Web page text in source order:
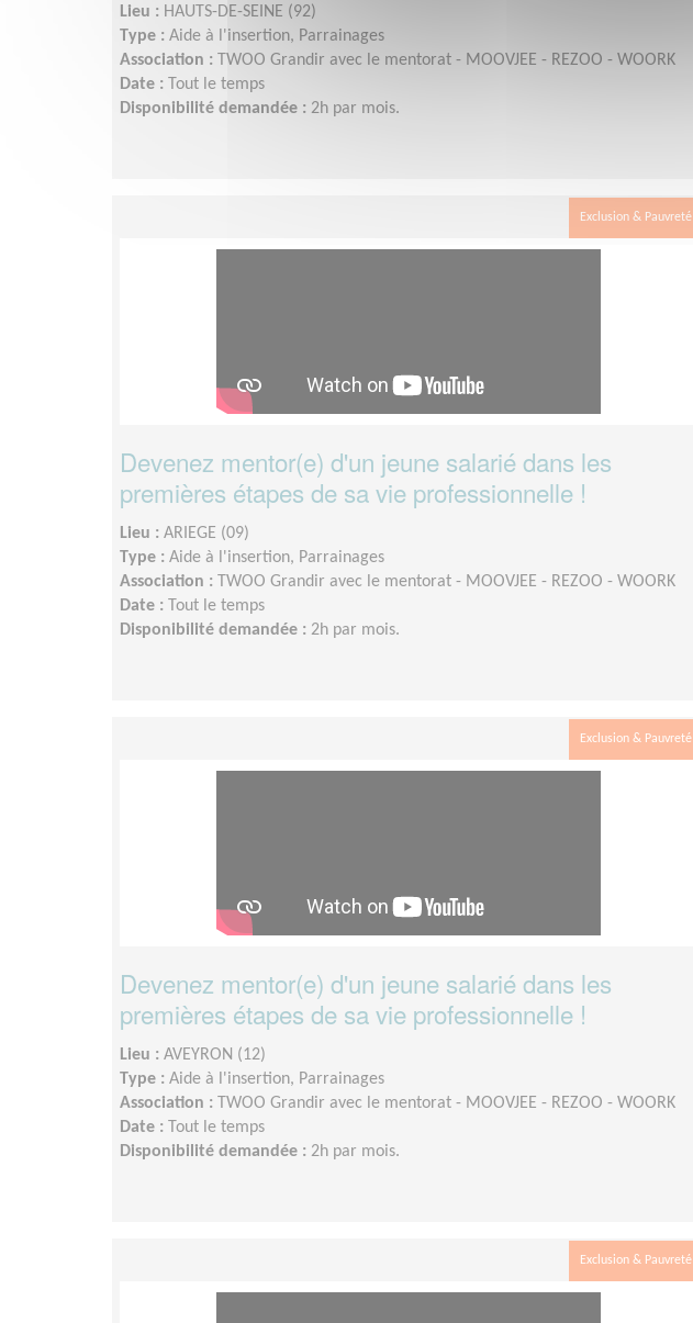
Lieu : HAUTS-DE-SEINE (92)
Type : Aide à l'insertion, Parrainages
Association :
TWOO Grandir avec le mentorat - MOOVJEE - REZOO - WOORK
Date :
Tout le temps
Disponibilité demandée : 2h par mois.
Exclusion & Pauvreté
Devenez mentor(e) d'un jeune salarié dans les
premières étapes de sa vie professionnelle !
Lieu : ARIEGE (09)
Type : Aide à l'insertion, Parrainages
Association :
TWOO Grandir avec le mentorat - MOOVJEE - REZOO - WOORK
Date :
Tout le temps
Disponibilité demandée : 2h par mois.
Exclusion & Pauvreté
Devenez mentor(e) d'un jeune salarié dans les
premières étapes de sa vie professionnelle !
Lieu : AVEYRON (12)
Type : Aide à l'insertion, Parrainages
Association :
TWOO Grandir avec le mentorat - MOOVJEE - REZOO - WOORK
Date :
Tout le temps
Disponibilité demandée : 2h par mois.
Exclusion & Pauvreté